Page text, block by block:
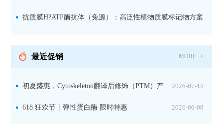
专属标记物，适用于天然与变性电泳
抗质膜H?ATP酶抗体（兔源）：高泛性植物质膜标记物方案
最近促销 MORE
2026-07-15
初夏盛惠，Cytoskeleton翻译后修饰（PTM）产
品线放价啦！ 2026-06-08
618 狂欢节丨弹性蛋白酶 限时特惠